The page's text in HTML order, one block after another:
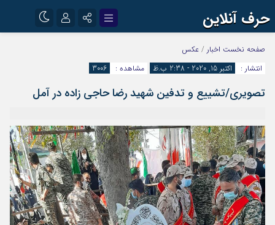
حرف آنلاین
اینستاگرام
آپارات
رمز عبور
مرا به خاطر بسپار
صفحه نخست اخبار / عکس
انتشار :
اکتبر 15, 2020 - 2:38 ب.ظ مشاهده : 3006
تصویری/تشییع و تدفین شهید رضا حاجی زاده در آمل